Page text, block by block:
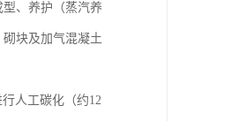
、养护（蒸汽养
块及加气混凝土
人工碳化（约12